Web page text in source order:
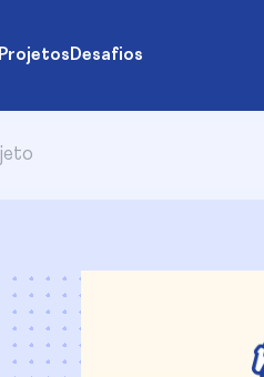
Projetos Desafios